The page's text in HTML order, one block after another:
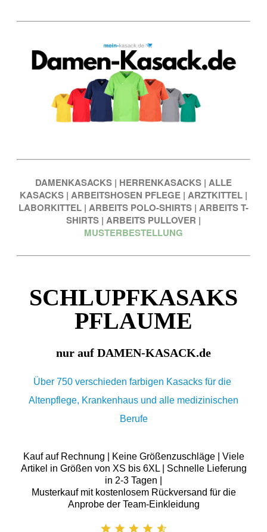
DAMENKASACKS | HERRENKASACKS | ALLE
KASACKS | ARBEITSHOSEN PFLEGE | ARZTKITTEL |
LABORKITTEL | ARBEITS POLO-SHIRTS | ARBEITS T-
SHIRTS | ARBEITS PULLOVER |
MUSTERBESTELLUNG
SCHLUPFKASAKS
PFLAUME
nur auf DAMEN-KASACK.de
Über 750 verschieden farbigen Kasacks für die
Altenpflege, Krankenhaus und alle medizinischen
Berufe
Kauf auf Rechnung | Keine Größenzuschläge | Viele
Artikel in Größen von XS bis 6XL | Schnelle Lieferung
in 2-3 Tagen |
Musterkauf mit kostenlosem Rückversand für die
Anprobe der Team-Einkleidung